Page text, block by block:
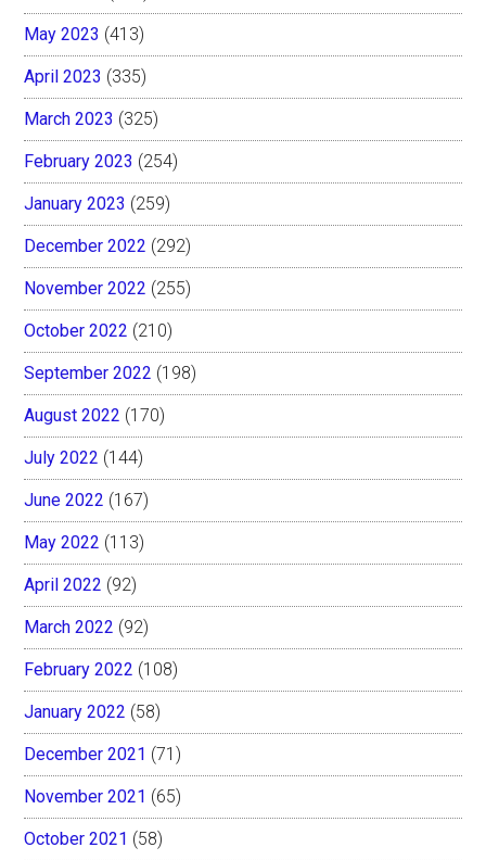
May 2023 (413)
April 2023 (335)
March 2023 (325)
February 2023 (254)
January 2023 (259)
December 2022 (292)
November 2022 (255)
October 2022 (210)
September 2022 (198)
August 2022 (170)
July 2022 (144)
June 2022 (167)
May 2022 (113)
April 2022 (92)
March 2022 (92)
February 2022 (108)
January 2022 (58)
December 2021 (71)
November 2021 (65)
October 2021 (58)